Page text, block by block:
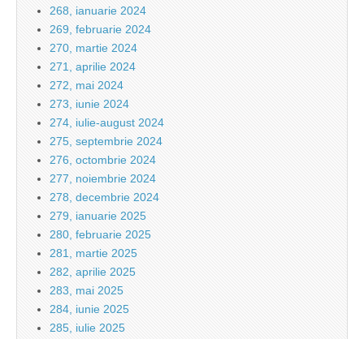
268, ianuarie 2024
269, februarie 2024
270, martie 2024
271, aprilie 2024
272, mai 2024
273, iunie 2024
274, iulie-august 2024
275, septembrie 2024
276, octombrie 2024
277, noiembrie 2024
278, decembrie 2024
279, ianuarie 2025
280, februarie 2025
281, martie 2025
282, aprilie 2025
283, mai 2025
284, iunie 2025
285, iulie 2025